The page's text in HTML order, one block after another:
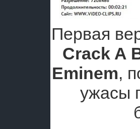
Первая
Crack A
Eminem,
ужасы